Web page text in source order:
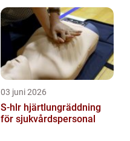
03 juni 2026
S-hlr hjärtlungräddning
för sjukvårdspersonal